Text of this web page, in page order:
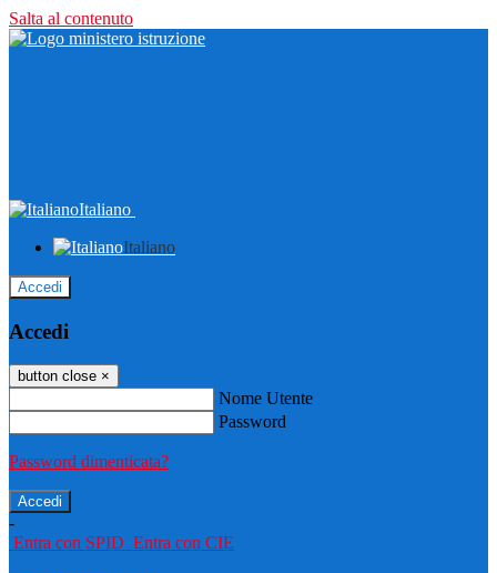
Salta al contenuto
Italiano
Italiano
Accedi
Accedi
button close ×
Nome Utente
Password
Password dimenticata?
-
Entra con SPID Entra con CIE